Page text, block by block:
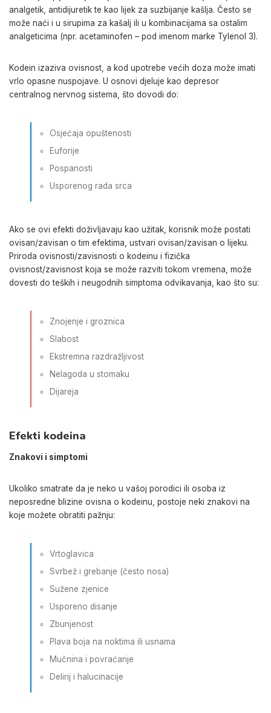
analgetik, antidijuretik te kao lijek za suzbijanje kašlja. Često se
može naći i u sirupima za kašalj ili u kombinacijama sa ostalim
analgeticima (npr. acetaminofen – pod imenom marke Tylenol 3).
Kodein izaziva ovisnost, a kod upotrebe većih doza može imati
vrlo opasne nuspojave. U osnovi djeluje kao depresor
centralnog nervnog sistema, što dovodi do:
Osjećaja opuštenosti
Euforije
Pospanosti
Usporenog rada srca
Ako se ovi efekti doživljavaju kao užitak, korisnik može postati
ovisan/zavisan o tim efektima, ustvari ovisan/zavisan o lijeku.
Priroda ovisnosti/zavisnosti o kodeinu i fizička
ovisnost/zavisnost koja se može razviti tokom vremena, može
dovesti do teških i neugodnih simptoma odvikavanja, kao što su:
Znojenje i groznica
Slabost
Ekstremna razdražljivost
Nelagoda u stomaku
Dijareja
Efekti kodeina
Znakovi i simptomi
Ukoliko smatrate da je neko u vašoj porodici ili osoba iz
neposredne blizine ovisna o kodeinu, postoje neki znakovi na
koje možete obratiti pažnju:
Vrtoglavica
Svrbež i grebanje (često nosa)
Sužene zjenice
Usporeno disanje
Zbunjenost
Plava boja na noktima ili usnama
Mučnina i povraćanje
Delirij i halucinacije